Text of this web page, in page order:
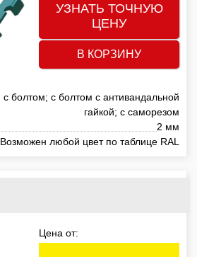
УЗНАТЬ ТОЧНУЮ
ЦЕНУ
В КОРЗИНУ
с болтом; с болтом с антивандальной
гайкой; с саморезом
2 мм
Возможен любой цвет по таблице RAL
Цена от: